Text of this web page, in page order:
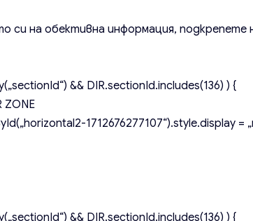
си на обективна информация, подкрепете
&& DIR.sectionId.includes(136) ) {
ZONE
1712676277107“).style.display =
&& DIR.sectionId.includes(136) ) {